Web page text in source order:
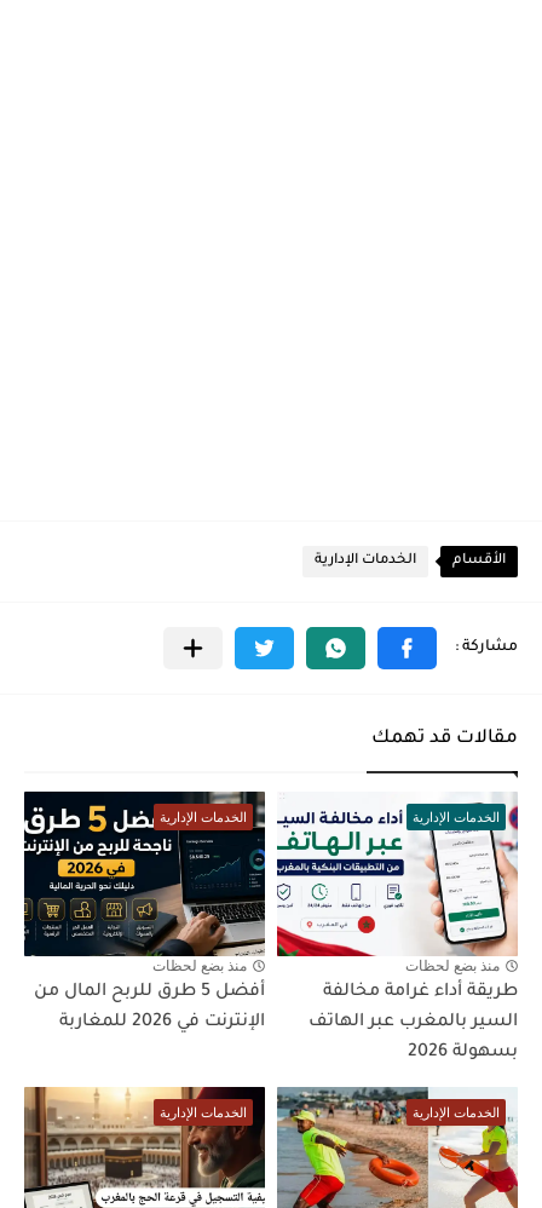
الأقسام الخدمات الإدارية
مقالات قد تهمك
الخدمات الإدارية
منذ بضع لحظات
طريقة أداء غرامة مخالفة
السير بالمغرب عبر الهاتف
بسهولة 2026
الخدمات الإدارية
منذ بضع لحظات
أفضل 5 طرق للربح المال من
الإنترنت في 2026 للمغاربة
الخدمات الإدارية الخدمات الإدارية